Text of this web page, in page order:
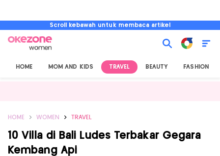
Scroll kebawah untuk membaca artikel
HOME MOM AND KIDS TRAVEL BEAUTY FASHION
HOME WOMEN TRAVEL
10 Villa di Bali Ludes Terbakar Gegara
Kembang Api